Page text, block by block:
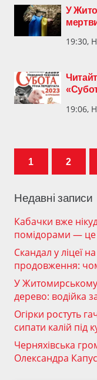
У
19:30,
19:06,
1 2
Недавні записи
Кабачки вже
помідорами — це
Скандал у ліцеї
продовження:
У Житомирському
дерево: водійка
Огірки ростуть
сипати калій під
Черняхівська
Олександра